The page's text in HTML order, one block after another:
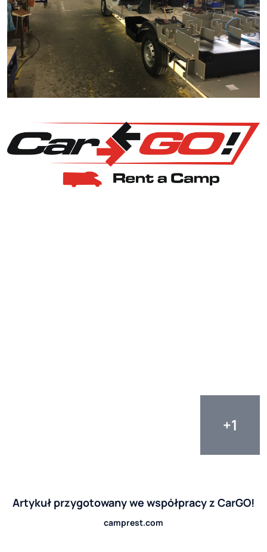
Artykuł przygotowany we współpracy z CarGO!
camprest.com